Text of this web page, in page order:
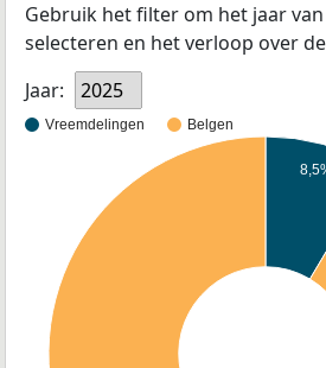
Gebruik het filter om het jaar
selecteren en het verloop over
Jaar:
2025
Vreemdelingen Belgen